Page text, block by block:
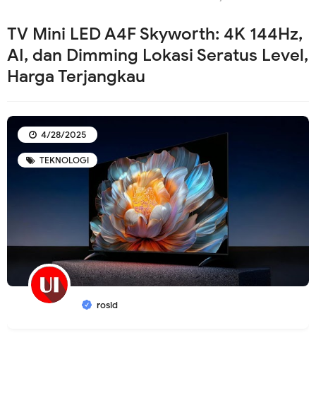
TV Mini LED A4F Skyworth: 4K 144Hz,
AI, dan Dimming Lokasi Seratus Level,
Harga Terjangkau
TEKNOLOGI
rosid
4/28/2025